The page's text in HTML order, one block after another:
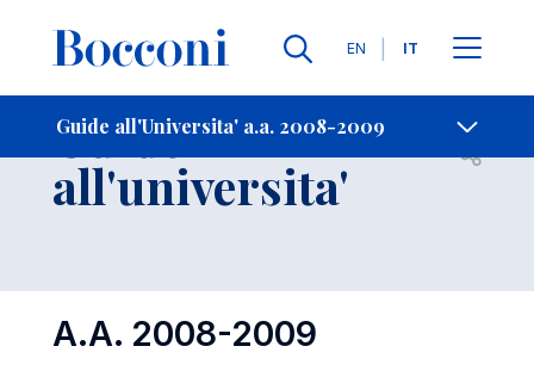
Lingue
EN IT
Guide all'Universita' a.a. 2008-2009
-
Guide
all'universita' Open
A.A. 2008-2009